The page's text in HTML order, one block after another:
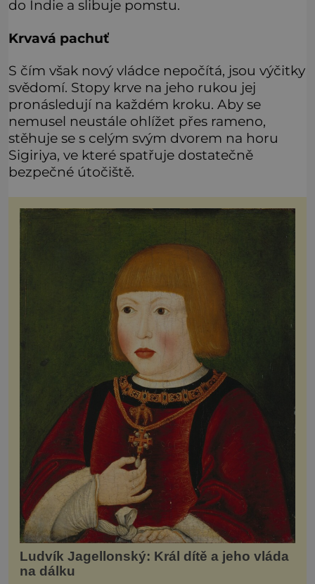
do Indie a slibuje pomstu.
Krvavá pachuť
S čím však nový vládce nepočítá, jsou výčitky
svědomí. Stopy krve na jeho rukou jej
pronásledují na každém kroku. Aby se
nemusel neustále ohlížet přes rameno,
stěhuje se s celým svým dvorem na horu
Sigiriya, ve které spatřuje dostatečně
bezpečné útočiště.
Ludvík Jagellonský: Král dítě a jeho vláda
na dálku